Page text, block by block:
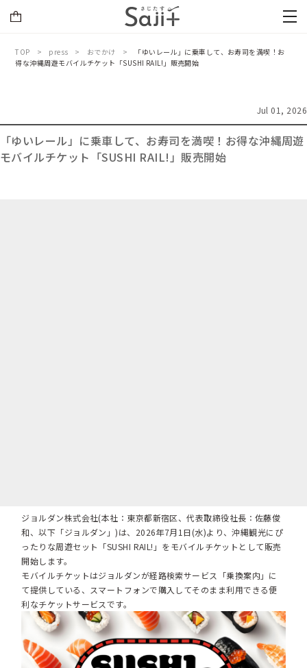
TOP press おでかけ
「ゆいレール」に乗車して、お寿司を満喫！お
得な沖縄周遊モバイルチケット「SUSHI RAIL!」販売開始
Jul 01, 2026
「ゆいレール」に乗車して、お寿司を満喫！お得な沖縄周遊
モバイルチケット「SUSHI RAIL!」販売開始
ジョルダン株式会社(本社：東京都新宿区、代表取締役社長：佐藤俊
和、以下「ジョルダン」)は、2026年7月1日(水)より、沖縄観光にぴ
ったりな周遊セット「SUSHI RAIL!」をモバイルチケットとして販売
開始します。
モバイルチケットはジョルダンが経路検索サービス「乗換案内」に
て提供している、スマートフォンで購入してそのまま利用できる便
利なチケットサービスです。